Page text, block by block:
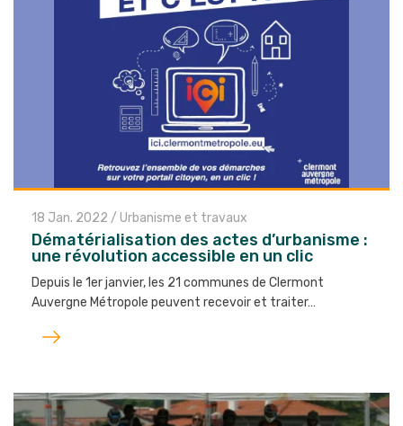
18 Jan. 2022 / Urbanisme et travaux
Dématérialisation des actes d’urbanisme :
une révolution accessible en un clic
Depuis le 1er janvier, les 21 communes de Clermont
Auvergne Métropole peuvent recevoir et traiter…
Lire
l'article